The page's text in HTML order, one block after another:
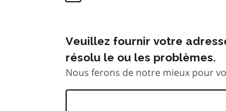
Veuillez fournir votre
résolu le ou les problèmes.
Nous ferons de notre mieux pour